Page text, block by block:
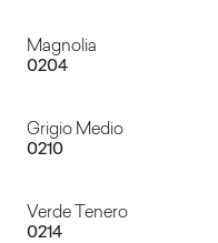
Magnolia
0204
Container
Grigio Medio
0210
Container
Verde Tenero
0214
Container